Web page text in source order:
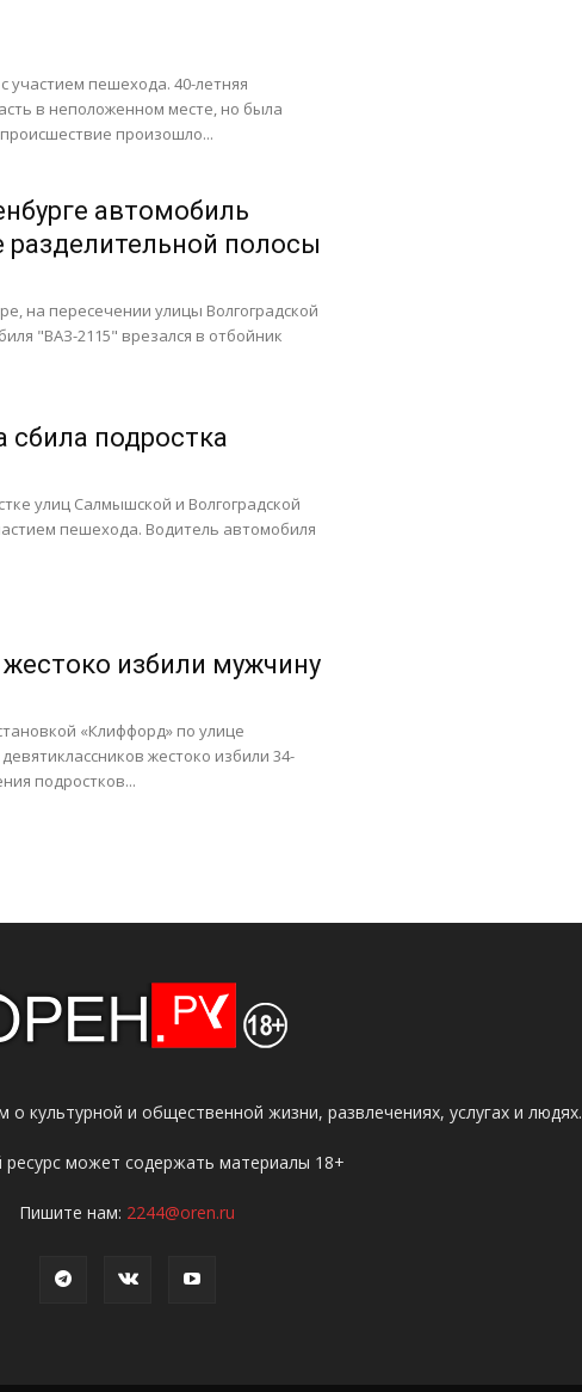
участием пешехода. 40-летняя
в неположенном месте, но была
произошло...
автомобиль
разделительной полосы
на пересечении улицы Волгоградской
"ВАЗ-2115" врезался в отбойник
сбила подростка
улиц Салмышской и Волгоградской
пешехода. Водитель автомобиля
избили мужчину
«Клиффорд» по улице
жестоко избили 34-
подростков...
культурной и общественной жизни, развлечениях, услугах и людях.
может содержать материалы 18+
Пишите нам: 2244@oren.ru